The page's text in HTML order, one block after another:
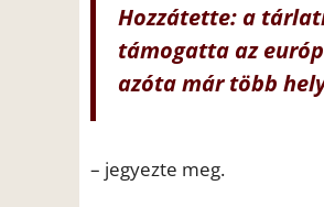
Hozzátette: a
támogatta az
azóta már több
– jegyezte meg.